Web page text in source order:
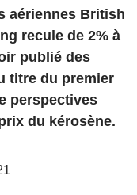
aériennes British
recule de 2% à
publié des
titre du premier
perspectives
du kérosène.